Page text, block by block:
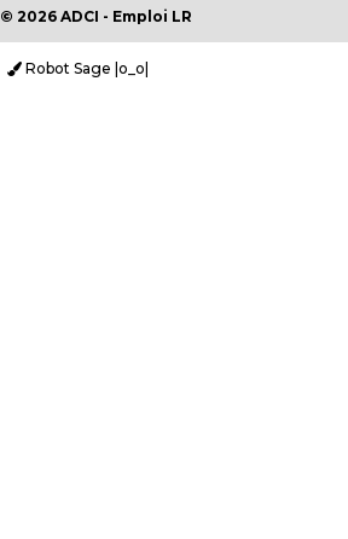
© 2026 ADCI - Emploi LR
Robot Sage |o_o|